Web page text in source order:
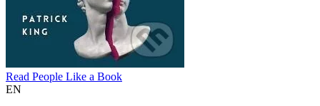
Read People Like a Book
EN